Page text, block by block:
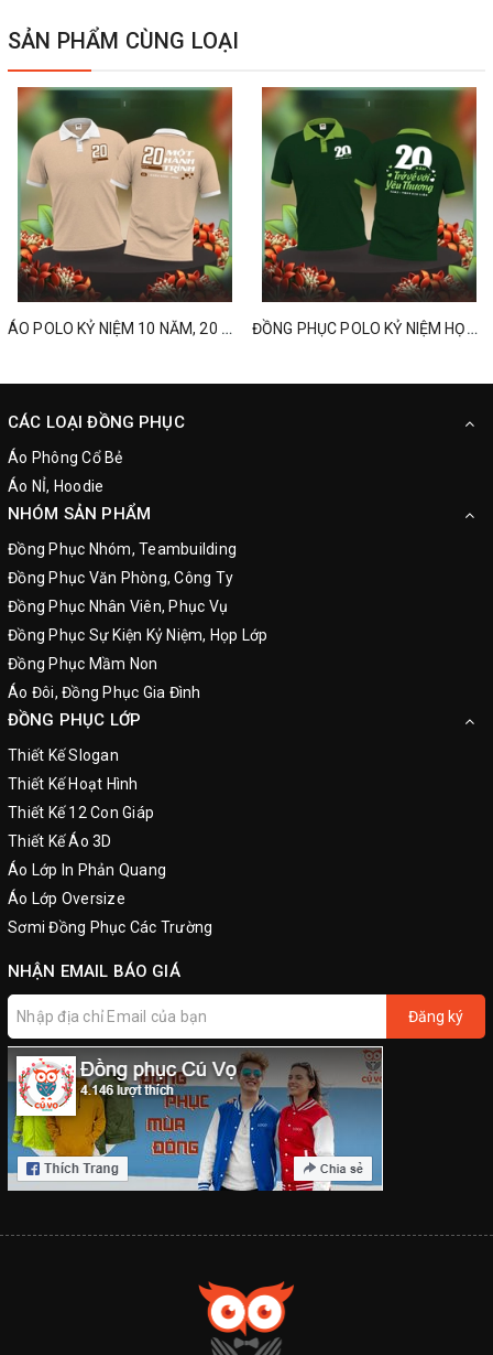
SẢN PHẨM CÙNG LOẠI
ÁO POLO KỶ NIỆM 10 NĂM, 20 NĂM, 30 NĂM, 40 NĂM HỌP LỚP ĐỒNG PHỤC POLO KỶ NIỆM HỌP LỚP 10 NĂM, 20 NĂM, 30 NĂM, 40 NĂM
CÁC LOẠI ĐỒNG PHỤC
Áo Phông Cổ Bẻ
Áo NỈ, Hoodie
NHÓM SẢN PHẨM
Đồng Phục Nhóm, Teambuilding
Đồng Phục Văn Phòng, Công Ty
Đồng Phục Nhân Viên, Phục Vụ
Đồng Phục Sự Kiện Kỷ Niệm, Họp Lớp
Đồng Phục Mầm Non
Áo Đôi, Đồng Phục Gia Đình
ĐỒNG PHỤC LỚP
Thiết Kế Slogan
Thiết Kế Hoạt Hình
Thiết Kế 12 Con Giáp
Thiết Kế Áo 3D
Áo Lớp In Phản Quang
Áo Lớp Oversize
Sơmi Đồng Phục Các Trường
NHẬN EMAIL BÁO GIÁ
Đăng ký